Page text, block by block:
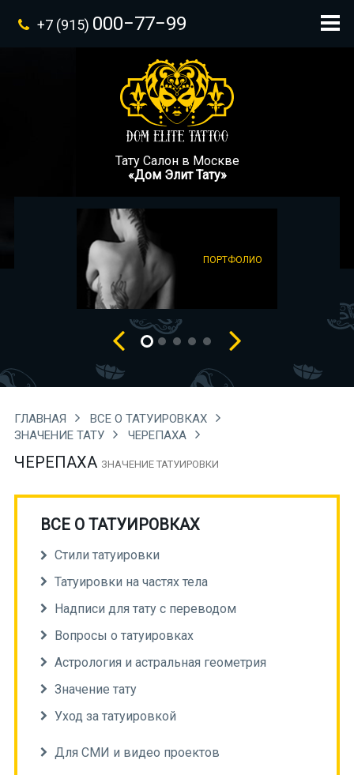
+7 (915) 000−77−99
Тату Салон в Москве
«Дом Элит Тату»
ПОРТФОЛИО
ГЛАВНАЯ
ВСЕ О ТАТУИРОВКАХ
ЗНАЧЕНИЕ ТАТУ
ЧЕРЕПАХА
ЧЕРЕПАХА ЗНАЧЕНИЕ ТАТУИРОВКИ
ВСЕ О ТАТУИРОВКАХ
Стили татуировки
Татуировки на частях тела
Надписи для тату с переводом
Вопросы о татуировках
Астрология и астральная геометрия
Значение тату
Уход за татуировкой
Для СМИ и видео проектов